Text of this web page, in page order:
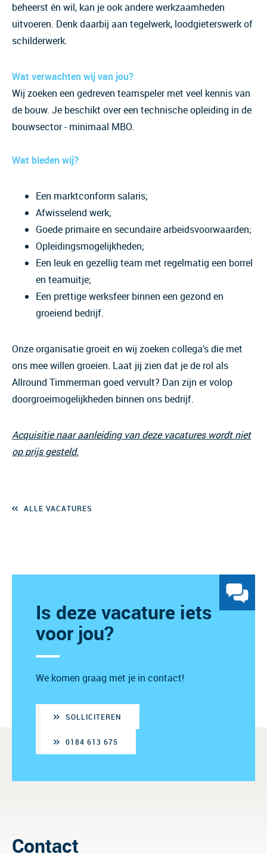
beheerst én wil, kan je ook andere werkzaamheden
uitvoeren. Denk daarbij aan tegelwerk, loodgieterswerk of
schilderwerk.
Wat verwachten wij van jou?
Wij zoeken een gedreven teamspeler met veel kennis van
de bouw. Je beschikt over een technische opleiding in de
bouwsector - minimaal MBO.
Wat bieden wij?
Een marktconform salaris;
Afwisselend werk;
Goede primaire en secundaire arbeidsvoorwaarden;
Opleidingsmogelijkheden;
Een leuk en gezellig team met regelmatig een borrel
en teamuitje;
Een prettige werksfeer binnen een gezond en
groeiend bedrijf.
Onze organisatie groeit en wij zoeken collega’s die met
ons mee willen groeien. Laat jij zien dat je de rol als
Allround Timmerman goed vervult? Dan zijn er volop
doorgroeimogelijkheden binnen ons bedrijf.
Acquisitie naar aanleiding van deze vacatures wordt niet
op prijs gesteld.
ALLE VACATURES
Is deze vacature iets
voor jou?
We komen graag met je in contact!
SOLLICITEREN
0184 613 675
Contact